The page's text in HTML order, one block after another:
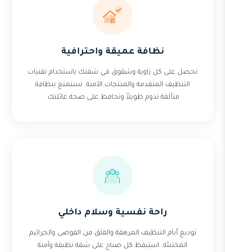
نظافة عميقة واحترافية
نحصل على كل زاوية وشقوق في شقتك باستخدام تقنيات
التنظيف المتقدمة والمنتجات الآمنة. تستمتع بنظافة
متألقة تدوم طويلاً وتحافظ على صحة عائلتك.
راحة نفسية وسلام داخلي
توديع أيام التنظيف المرهقة والقلق من الفوضى والجراثيم
المختبئة. استيقظ كل صباح على شقة نظيفة وآمنة